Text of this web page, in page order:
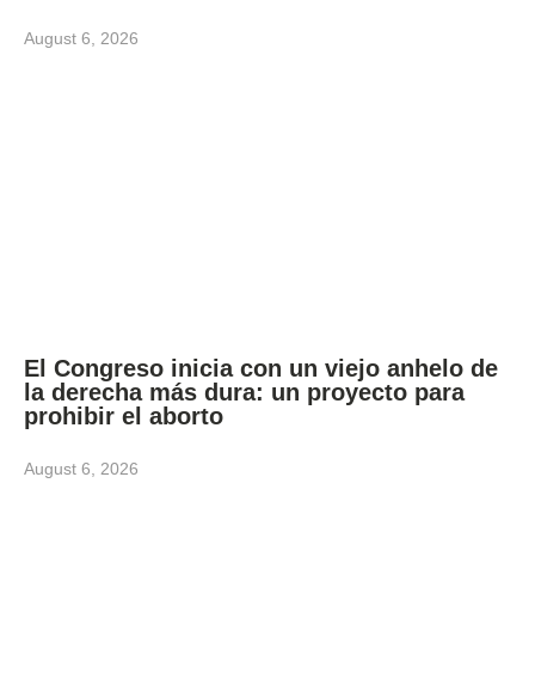
August 6, 2026
El Congreso inicia con un viejo anhelo de
la derecha más dura: un proyecto para
prohibir el aborto
August 6, 2026